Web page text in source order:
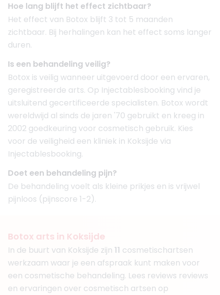
Hoe lang blijft het effect zichtbaar?
Het effect van Botox blijft 3 tot 5 maanden
zichtbaar. Bij herhalingen kan het effect soms langer
duren.
Is een behandeling veilig?
Botox is veilig wanneer uitgevoerd door een ervaren,
geregistreerde arts. Op Injectablesbooking vind je
uitsluitend gecertificeerde specialisten. Botox wordt
wereldwijd al sinds de jaren '70 gebruikt en kreeg in
2002 goedkeuring voor cosmetisch gebruik. Kies
voor de veiligheid een kliniek in Koksijde via
Injectablesbooking.
Doet een behandeling pijn?
De behandeling voelt als kleine prikjes en is vrijwel
pijnloos (pijnscore 1-2).
Botox arts in Koksijde
In de buurt van Koksijde zijn 11 cosmetischartsen
werkzaam waar je een afspraak kunt maken voor
een cosmetische behandeling. Lees reviews reviews
en ervaringen over cosmetisch artsen op